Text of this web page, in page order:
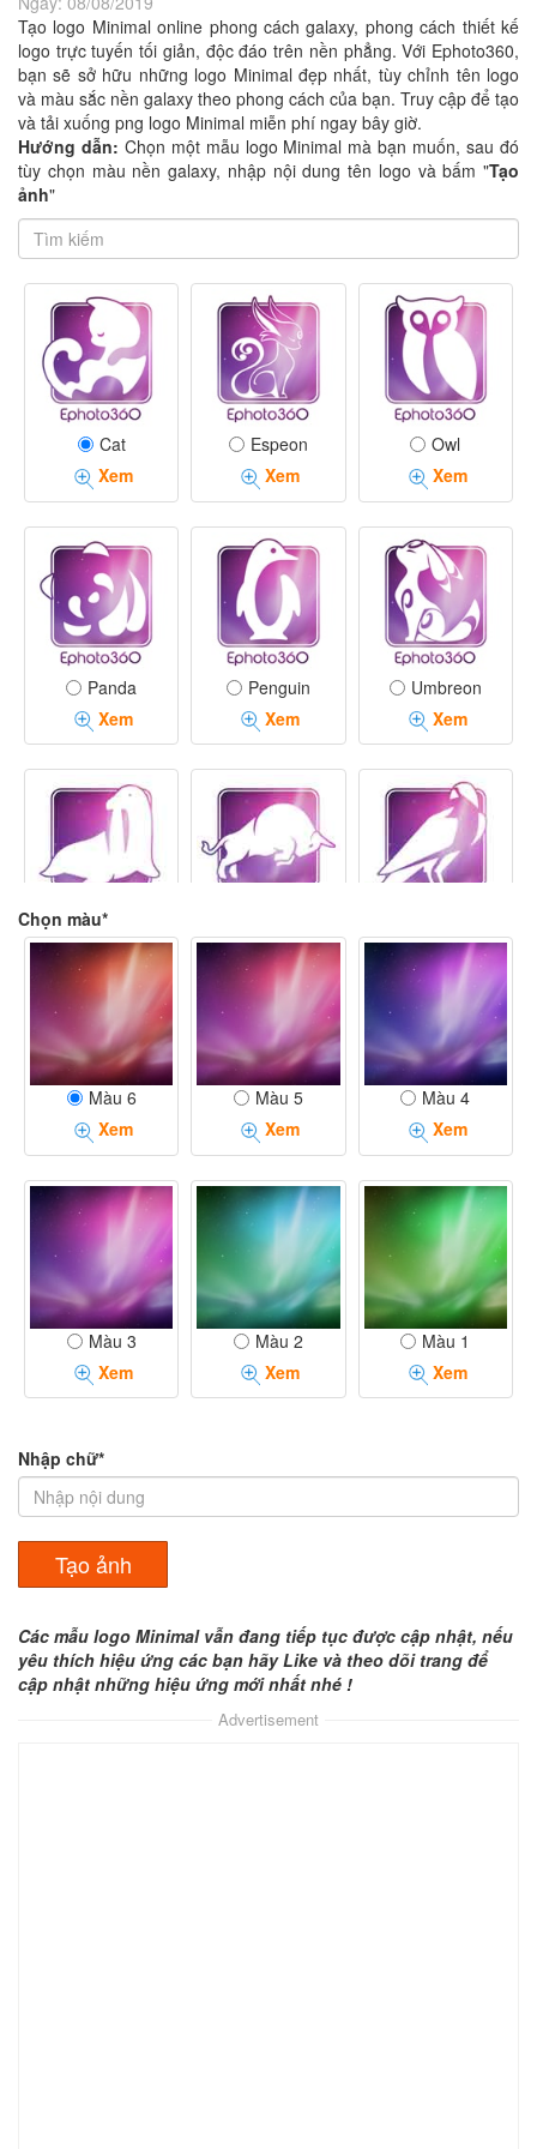
Tạo logo Minimal online phong cách galaxy, phong cách thiết kế
logo trực tuyến tối giản, độc đáo trên nền phẳng. Với Ephoto360,
bạn sẽ sở hữu những logo Minimal đẹp nhất, tùy chỉnh tên logo
và màu sắc nền galaxy theo phong cách của bạn. Truy cập để tạo
và tải xuống png logo Minimal miễn phí ngay bây giờ.
Hướng dẫn: Chọn một mẫu logo Minimal mà bạn muốn, sau đó
tùy chọn màu nền galaxy, nhập nội dung tên logo và bấm "Tạo
ảnh"
Cat
Xem
Espeon
Xem
Owl
Xem
Panda
Xem
Penguin
Xem
Umbreon
Xem
Walrus
Xem
Xem
Xem
Hippo
Xem
Koala
Xem
Monkey
Xem
Fox
Xem
Squirrel
Xem
Whale
Xem
Zebra
Chọn màu*
Màu 6
Xem
Màu 5
Xem
Màu 4
Xem
Màu 3
Xem
Màu 2
Xem
Màu 1
Xem
Nhập chữ*
Các mẫu logo Minimal vẫn đang tiếp tục được cập nhật, nếu
yêu thích hiệu ứng các bạn hãy Like và theo dõi trang để
cập nhật những hiệu ứng mới nhất nhé !
Advertisement